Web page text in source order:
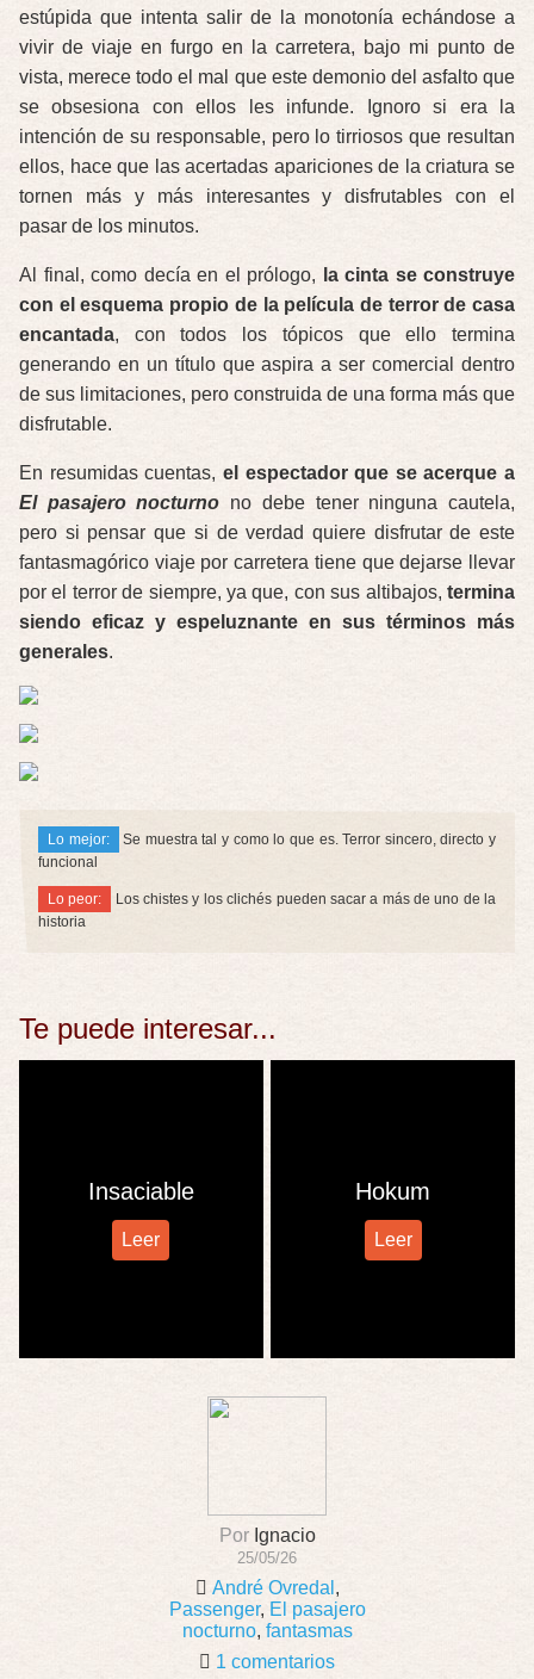
estúpida que intenta salir de la monotonía echándose a
vivir de viaje en furgo en la carretera, bajo mi punto de
vista, merece todo el mal que este demonio del asfalto que
se obsesiona con ellos les infunde. Ignoro si era la
intención de su responsable, pero lo tirriosos que resultan
ellos, hace que las acertadas apariciones de la criatura se
tornen más y más interesantes y disfrutables con el
pasar de los minutos.
Al final, como decía en el prólogo,
la cinta se construye
con el esquema propio de la película de terror de casa
encantada, con todos los tópicos que ello termina
generando en un título que aspira a ser comercial dentro
de sus limitaciones, pero construida de una forma más que
disfrutable.
En resumidas cuentas, el espectador que se acerque a
El pasajero nocturno no debe tener ninguna cautela,
pero si pensar que si de verdad quiere disfrutar de este
fantasmagórico viaje por carretera tiene que dejarse llevar
por el terror de siempre, ya que, con sus altibajos, termina
siendo eficaz y espeluznante en sus términos más
generales.
Lo mejor:
Se muestra tal y como lo que es. Terror sincero, directo y
funcional
Lo peor:
Los chistes y los clichés pueden sacar a más de uno de la
historia
Te puede interesar...
Insaciable
Leer
Hokum
Leer
PorIgnacio
25/05/26
André Ovredal ,
Passenger, El pasajero
nocturno, fantasmas
1 comentarios